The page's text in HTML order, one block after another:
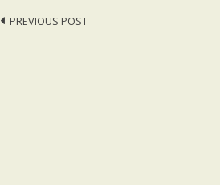
Post
PREVIOUS POST